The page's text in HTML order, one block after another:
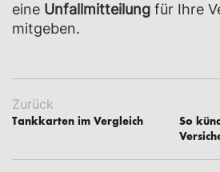
eine Unfallmitteilung für Ihre
mitgeben.
Zurück
Tankkarten im Vergleich
So